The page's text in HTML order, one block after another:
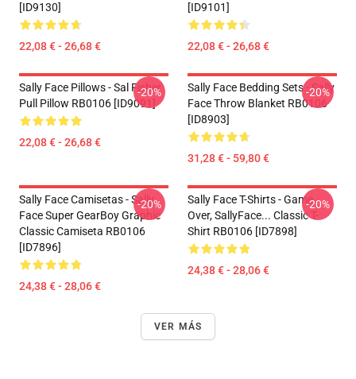
[ID9130]
22,08 € - 26,68 €
[ID9101]
22,08 € - 26,68 €
Sally Face Pillows - Sal Fisher
Pull Pillow RB0106 [ID9091]
22,08 € - 26,68 €
-20%
Sally Face Bedding Sets - Sally
Face Throw Blanket RB0106
[ID8903]
31,28 € - 59,80 €
-20%
Sally Face Camisetas - Sally
Face Super GearBoy Graphic
Classic Camiseta RB0106
[ID7896]
24,38 € - 28,06 €
-20%
Sally Face T-Shirts - Game
Over, SallyFace... Classic T-
Shirt RB0106 [ID7898]
24,38 € - 28,06 €
-20%
VER MÁS